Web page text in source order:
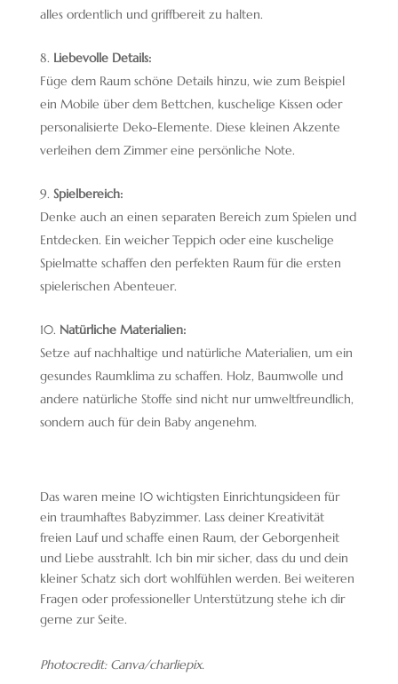
alles ordentlich und griffbereit zu halten.
Liebevolle Details:
Füge dem Raum schöne Details hinzu, wie zum Beispiel
ein Mobile über dem Bettchen, kuschelige Kissen oder
personalisierte Deko-Elemente. Diese kleinen Akzente
verleihen dem Zimmer eine persönliche Note.
Spielbereich:
Denke auch an einen separaten Bereich zum Spielen und
Entdecken. Ein weicher Teppich oder eine kuschelige
Spielmatte schaffen den perfekten Raum für die ersten
spielerischen Abenteuer.
Natürliche Materialien:
Setze auf nachhaltige und natürliche Materialien, um ein
gesundes Raumklima zu schaffen. Holz, Baumwolle und
andere natürliche Stoffe sind nicht nur umweltfreundlich,
sondern auch für dein Baby angenehm.
Das waren meine 10 wichtigsten Einrichtungsideen für
ein traumhaftes Babyzimmer. Lass deiner Kreativität
freien Lauf und schaffe einen Raum, der Geborgenheit
und Liebe ausstrahlt. Ich bin mir sicher, dass du und dein
kleiner Schatz sich dort wohlfühlen werden. Bei weiteren
Fragen oder professioneller Unterstützung stehe ich dir
gerne zur Seite.
Photocredit: Canva/charliepix.